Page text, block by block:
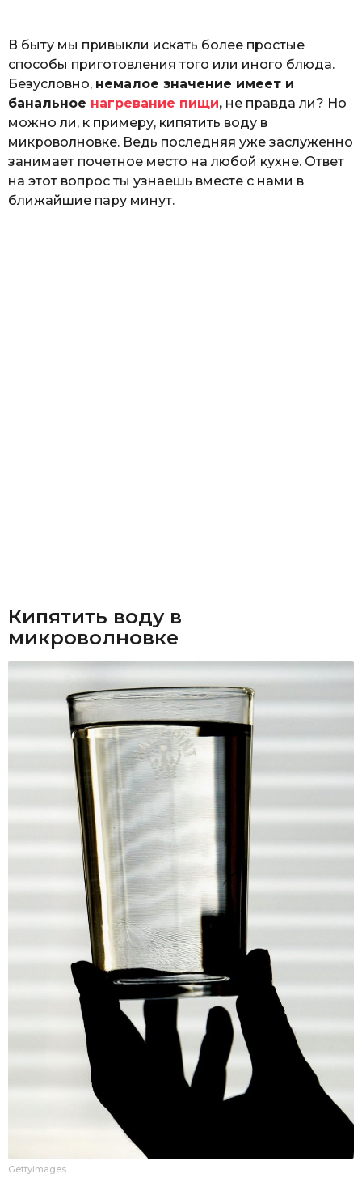
В быту мы привыкли искать более простые
способы приготовления того или иного блюда.
Безусловно, немалое значение имеет и
банальное нагревание пищи, не правда ли? Но
можно ли, к примеру, кипятить воду в
микроволновке. Ведь последняя уже заслуженно
занимает почетное место на любой кухне. Ответ
на этот вопрос ты узнаешь вместе с нами в
ближайшие пару минут.
Кипятить воду в
микроволновке
Gettyimages